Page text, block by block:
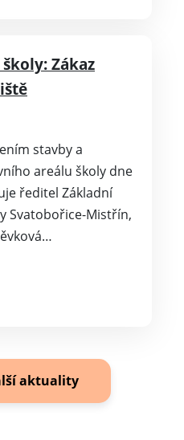
Zákaz
stavby a
areálu školy dne
ředitel Základní
Svatobořice-Mistřín,
aktuality